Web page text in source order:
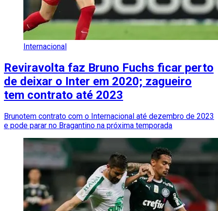
Internacional
Reviravolta faz Bruno Fuchs ficar perto
de deixar o Inter em 2020; zagueiro
tem contrato até 2023
Brunotem contrato com o Internacional até dezembro de 2023
e pode parar no Bragantino na próxima temporada